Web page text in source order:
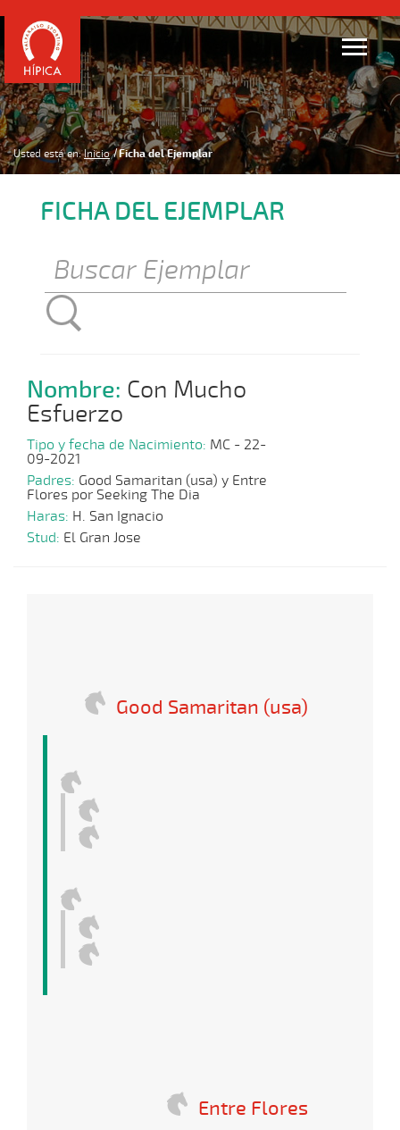
Usted está en: Inicio Ficha del Ejemplar
FICHA DEL EJEMPLAR
Nombre: Con Mucho
Esfuerzo
Tipo y fecha de Nacimiento: MC - 22-
09-2021
Padres: Good Samaritan (usa) y Entre
Flores por Seeking The Dia
Haras: H. San Ignacio
Stud: El Gran Jose
Good Samaritan (usa)
Entre Flores